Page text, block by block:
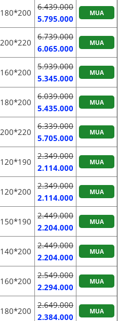
180*200
6.439.000
5.795.000
MUA
200*220
6.739.000
6.065.000
MUA
160*200
5.939.000
5.345.000
MUA
180*200
6.039.000
5.435.000
MUA
200*220
6.339.000
5.705.000
MUA
120*190
2.349.000
2.114.000
MUA
120*200
2.349.000
2.114.000
MUA
150*190
2.449.000
2.204.000
MUA
140*200
2.449.000
2.204.000
MUA
160*200
2.549.000
2.294.000
MUA
180*200
2.649.000
2.384.000
MUA